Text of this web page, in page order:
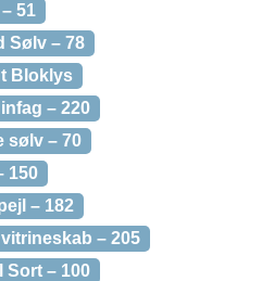
51
Sølv – 78
Bloklys
– 220
sølv – 70
150
– 182
– 205
Sort – 100